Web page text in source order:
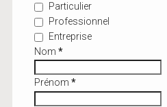
Particulier
Professionnel
Entreprise
Nom *
Prénom *